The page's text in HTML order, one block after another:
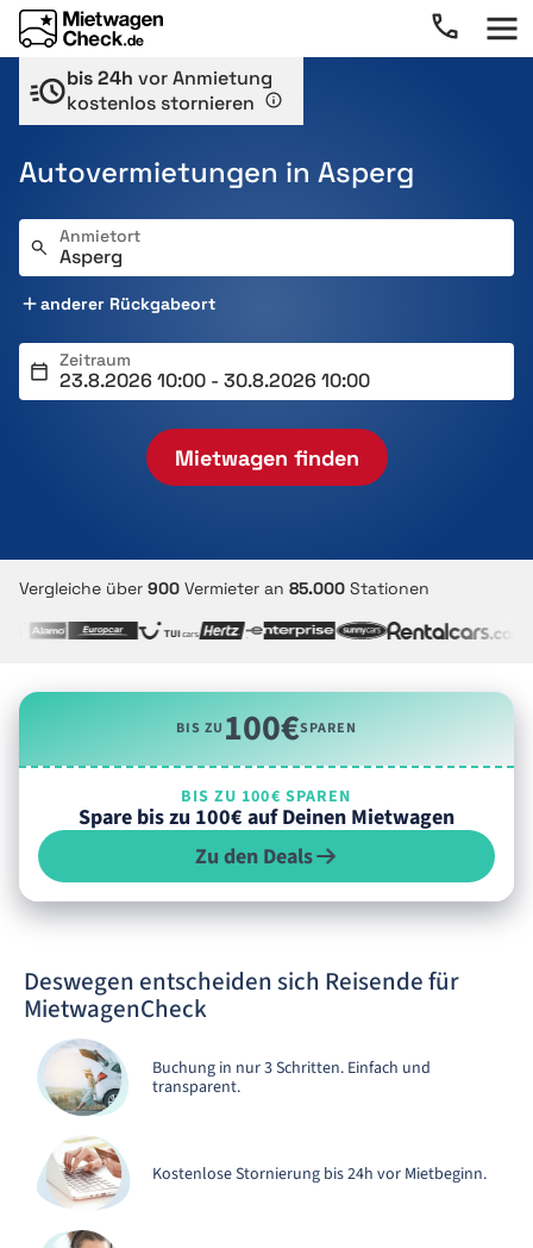
bis 24h vor Anmietung
kostenlos stornieren
Autovermietungen in Asperg
Anmietort
anderer Rückgabeort
Zeitraum
Mietwagen finden
Vergleiche über 900 Vermieter an 85.000 Stationen
BIS ZU100€SPAREN
BIS ZU 100€ SPAREN
Spare bis zu 100€ auf Deinen Mietwagen
Zu den Deals
Deswegen entscheiden sich Reisende für
MietwagenCheck
Buchung in nur 3 Schritten. Einfach und
transparent.
Kostenlose Stornierung bis 24h vor Mietbeginn.